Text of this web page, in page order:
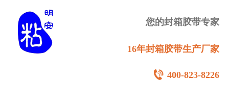
您的封箱胶带专家
16年封箱胶带生产厂家
400-823-8226